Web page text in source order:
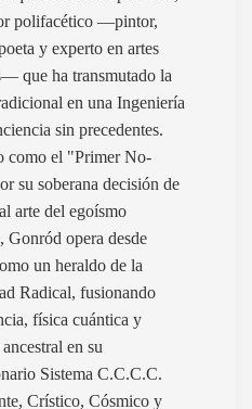
polifacético —pintor,
y experto en artes
que ha transmutado la
en una Ingeniería
sin precedentes.
como el "Primer No-
su soberana decisión de
arte del egoísmo
Gonród opera desde
un heraldo de la
Radical, fusionando
física cuántica y
en su
Sistema C.C.C.C.
Crístico, Cósmico y